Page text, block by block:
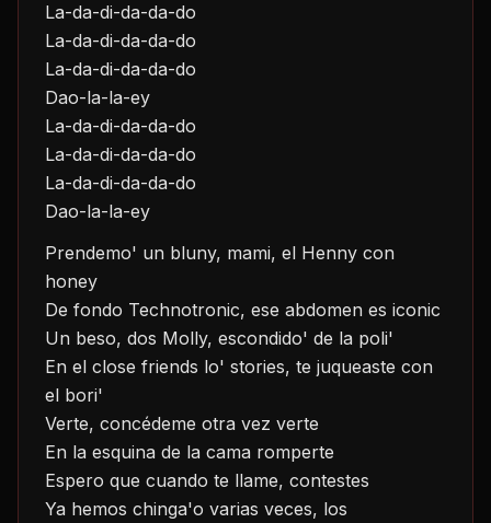
La-da-di-da-da-do
La-da-di-da-da-do
La-da-di-da-da-do
Dao-la-la-ey
La-da-di-da-da-do
La-da-di-da-da-do
La-da-di-da-da-do
Dao-la-la-ey
Prendemo' un bluny, mami, el Henny con
honey
De fondo Technotronic, ese abdomen es iconic
Un beso, dos Molly, escondido' de la poli'
En el close friends lo' stories, te juqueaste con
el bori'
Verte, concédeme otra vez verte
En la esquina de la cama romperte
Espero que cuando te llame, contestes
Ya hemos chinga'o varias veces, los